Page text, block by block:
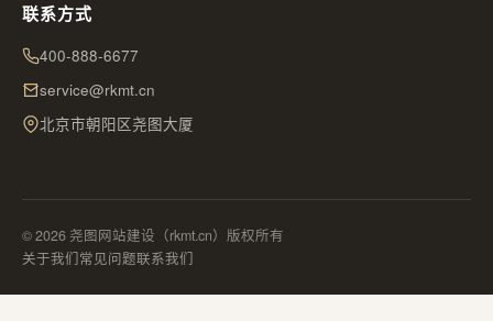
联系方式
400-888-6677
service@rkmt.cn
北京市朝阳区尧图大厦
© 2026 尧图网站建设（rkmt.cn）版权所有
关于我们常见问题联系我们